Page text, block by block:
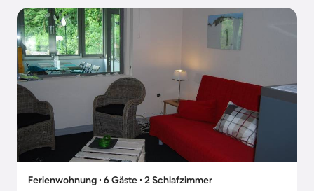
Ferienwohnung ∙ 6 Gäste ∙ 2 Schlafzimmer